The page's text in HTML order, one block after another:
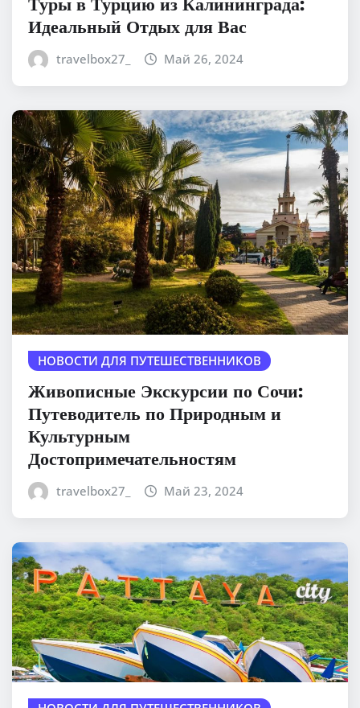
Идеальный Отдых для Вас
travelbox27_ Май 26, 2024
НОВОСТИ ДЛЯ ПУТЕШЕСТВЕННИКОВ
Живописные Экскурсии по Сочи:
Путеводитель по Природным и
Культурным
Достопримечательностям
travelbox27_ Май 23, 2024